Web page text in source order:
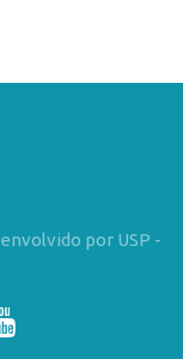
por USP -